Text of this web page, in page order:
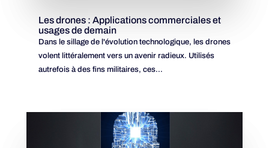
Les drones : Applications commerciales et
usages de demain
Dans le sillage de l'évolution technologique, les drones
volent littéralement vers un avenir radieux. Utilisés
autrefois à des fins militaires, ces...